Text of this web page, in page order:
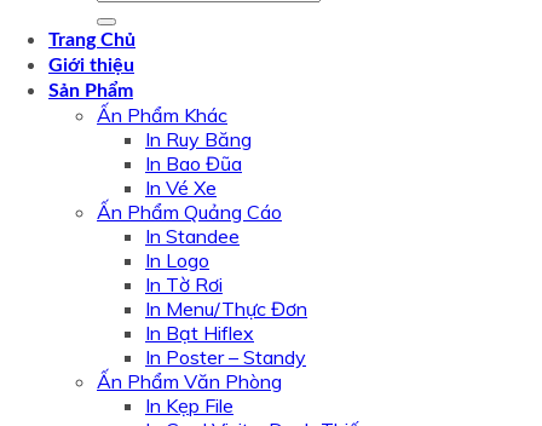
Trang Chủ
Giới thiệu
Sản Phẩm
Ấn Phẩm Khác
In Ruy Băng
In Bao Đũa
In Vé Xe
Ấn Phẩm Quảng Cáo
In Standee
In Logo
In Tờ Rơi
In Menu/Thực Đơn
In Bạt Hiflex
In Poster – Standy
Ấn Phẩm Văn Phòng
In Kẹp File